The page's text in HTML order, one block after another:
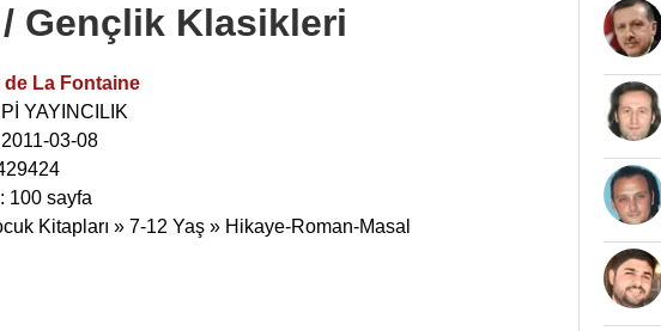
Gençlik Klasikleri
de La Fontaine
YAYINCILIK
03-08
100 sayfa
Kitapları » 7-12 Yaş » Hikaye-Roman-Masal